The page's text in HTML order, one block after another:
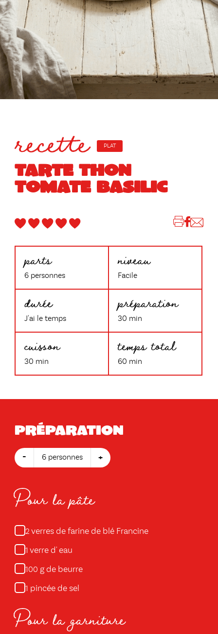
recette PLAT
TARTE THON
TOMATE BASILIC
parts
6 personnes
niveau
Facile
durée
J'ai le temps
préparation
30 min
cuisson
30 min
temps total
60 min
Préparation
- 6 personnes +
Pour la pâte
2 verres de farine de blé Francine
1 verre d' eau
100 g de beurre
1 pincée de sel
Pour la garniture